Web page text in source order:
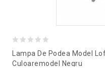
out
Lampa De Podea Model
Culoaremodel Negru